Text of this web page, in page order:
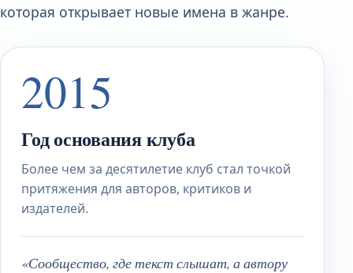
которая открывает новые имена в жанре.
2015
Год основания клуба
Более чем за десятилетие клуб стал точкой
притяжения для авторов, критиков и
издателей.
«Сообщество, где текст слышат, а автору